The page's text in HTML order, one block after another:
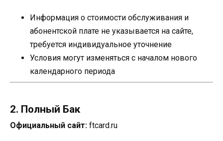
Информация о стоимости обслуживания и
абонентской плате не указывается на сайте,
требуется индивидуальное уточнение
Условия могут изменяться с началом нового
календарного периода
2. Полный Бак
Официальный сайт: ftcard.ru